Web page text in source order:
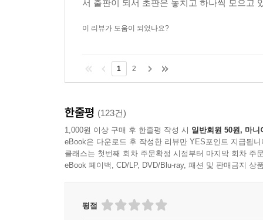
서 출판이 되서 초판은 놓치고 하나씩 모으고
이 리뷰가 도움이 되었나요?
1 2
한줄평 (123건)
1,000원 이상 구매 후 한줄평 작성 시 일반회원 50원, 마니
eBook은 다운로드 후 작성한 리뷰만 YES포인트 지급됩니
클래스는 첫번째 회차 주문확정 시점부터 마지막 회차 주
eBook 페이백, CD/LP, DVD/Blu-ray, 패션 및 판매금지 상
평점